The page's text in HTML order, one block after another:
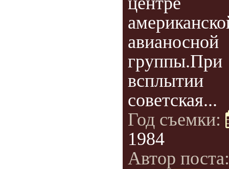
авианосной
группы.При
всплытии
советская...
Год съемки:
1984
Автор